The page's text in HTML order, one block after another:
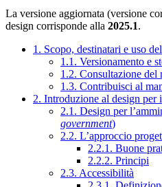
La versione aggiornata (versione
design corrisponde alla 2025.1.
1. Scopo, destinatari e uso
1.1. Versionamento e
1.2. Consultazione del
1.3. Contribuisci al
2. Introduzione al design
2.1. Design per
government)
2.2. L’approccio
2.2.1. Buone
2.2.2. Principi
2.3. Accessibilità